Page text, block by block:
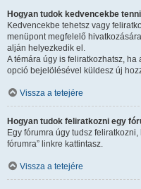
Hogyan tudok kedvencekbe
Kedvencekbe tehetsz vagy
menüpont megfelelő
alján helyezkedik el.
A témára úgy is feliratkozhatsz, ha
opció bejelölésével küldesz új
Vissza a tetejére
Hogyan tudok feliratkozni egy
Egy fórumra úgy tudsz
fórumra” linkre kattintasz.
Vissza a tetejére